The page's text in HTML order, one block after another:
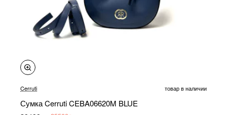
-20%
Cerruti товар в наличии
Сумка Cerruti CEBA06620M BLUE